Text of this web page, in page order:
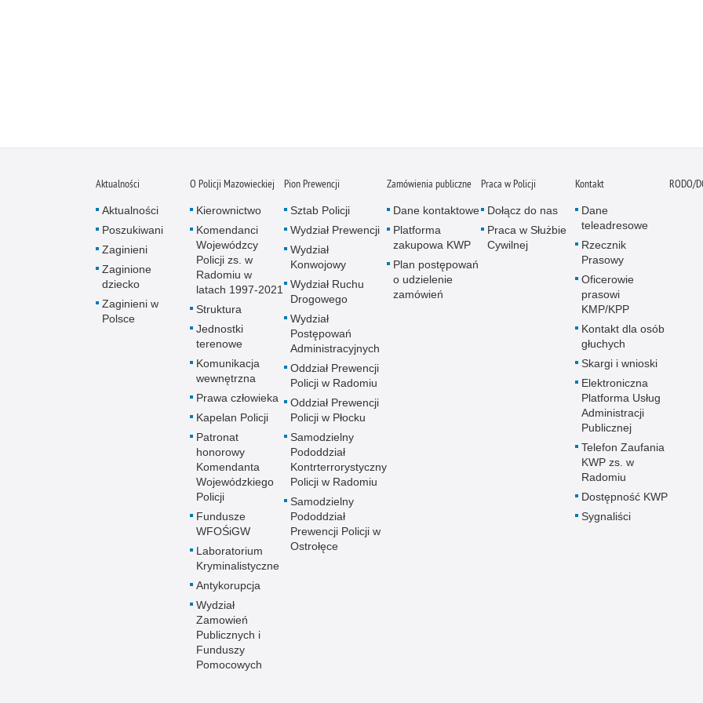
Aktualności
Aktualności
Poszukiwani
Zaginieni
Zaginione
dziecko
Zaginieni w
Polsce
O Policji Mazowieckiej
Kierownictwo
Komendanci
Wojewódzcy
Policji zs. w
Radomiu w
latach 1997-2021
Struktura
Jednostki
terenowe
Komunikacja
wewnętrzna
Prawa człowieka
Kapelan Policji
Patronat
honorowy
Komendanta
Wojewódzkiego
Policji
Fundusze
WFOŚiGW
Laboratorium
Kryminalistyczne
Antykorupcja
Wydział
Zamowień
Publicznych i
Funduszy
Pomocowych
Pion Prewencji
Sztab Policji
Wydział Prewencji
Wydział
Konwojowy
Wydział Ruchu
Drogowego
Wydział
Postępowań
Administracyjnych
Oddział Prewencji
Policji w Radomiu
Oddział Prewencji
Policji w Płocku
Samodzielny
Pododdział
Kontrterrorystyczny
Policji w Radomiu
Samodzielny
Pododdział
Prewencji Policji w
Ostrołęce
Zamówienia publiczne
Dane kontaktowe
Platforma
zakupowa KWP
Plan postępowań
o udzielenie
zamówień
Praca w Policji
Dołącz do nas
Praca w Służbie
Cywilnej
Kontakt
Dane
teleadresowe
Rzecznik
Prasowy
Oficerowie
prasowi
KMP/KPP
Kontakt dla osób
głuchych
Skargi i wnioski
Elektroniczna
Platforma Usług
Administracji
Publicznej
Telefon Zaufania
KWP zs. w
Radomiu
Dostępność KWP
Sygnaliści
RODO/